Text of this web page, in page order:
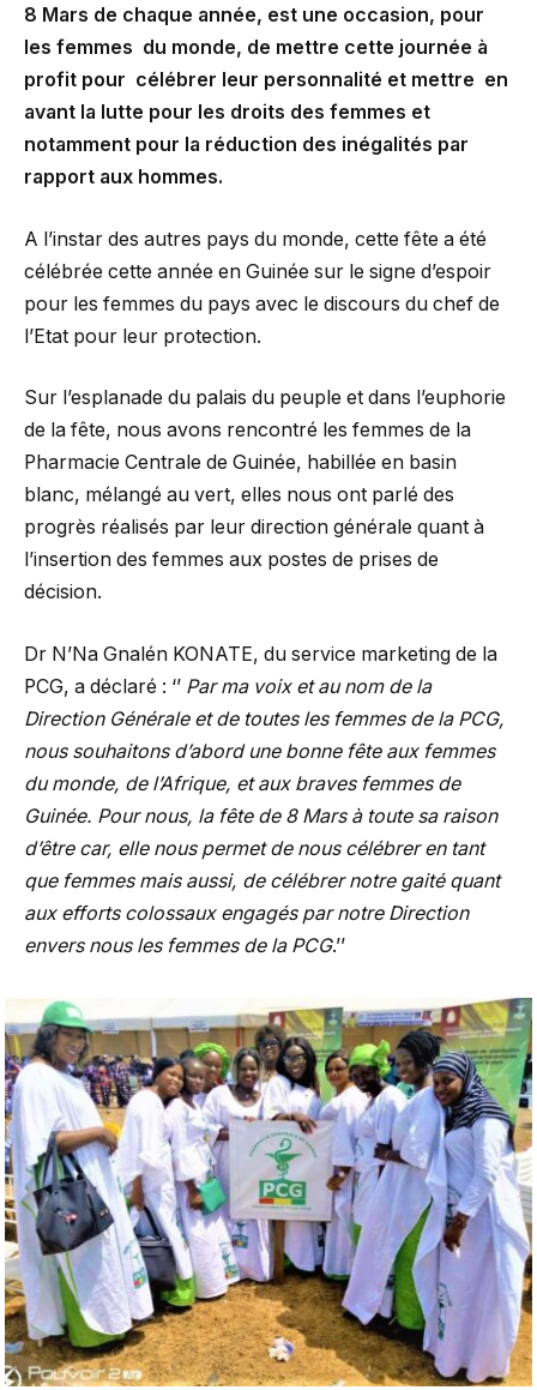
8 Mars de chaque année, est une occasion, pour
les femmes du monde, de mettre cette journée à
profit pour célébrer leur personnalité et mettre en
avant la lutte pour les droits des femmes et
notamment pour la réduction des inégalités par
rapport aux hommes.
A l’instar des autres pays du monde, cette fête a été
célébrée cette année en Guinée sur le signe d’espoir
pour les femmes du pays avec le discours du chef de
l’Etat pour leur protection.
Sur l’esplanade du palais du peuple et dans l’euphorie
de la fête, nous avons rencontré les femmes de la
Pharmacie Centrale de Guinée, habillée en basin
blanc, mélangé au vert, elles nous ont parlé des
progrès réalisés par leur direction générale quant à
l’insertion des femmes aux postes de prises de
décision.
Dr N’Na Gnalén KONATE, du service marketing de la
PCG, a déclaré : ‘’ Par ma voix et au nom de la
Direction Générale et de toutes les femmes de la PCG,
nous souhaitons d’abord une bonne fête aux femmes
du monde, de l’Afrique, et aux braves femmes de
Guinée. Pour nous, la fête de 8 Mars à toute sa raison
d’être car, elle nous permet de nous célébrer en tant
que femmes mais aussi, de célébrer notre gaité quant
aux efforts colossaux engagés par notre Direction
envers nous les femmes de la PCG.’’